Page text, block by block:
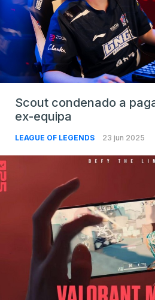
Scout condenado a
ex-equipa
LEAGUE OF LEGENDS 23 jun 2025